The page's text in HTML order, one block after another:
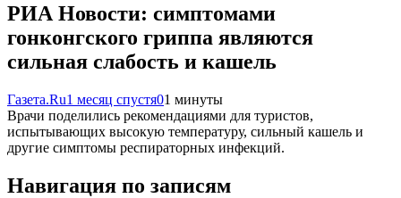
РИА Новости: симптомами
гонконгского гриппа являются
сильная слабость и кашель
Газета.Ru1 месяц спустя01 минуты
Врачи поделились рекомендациями для туристов,
испытывающих высокую температуру, сильный кашель и
другие симптомы респираторных инфекций.
Навигация по записям